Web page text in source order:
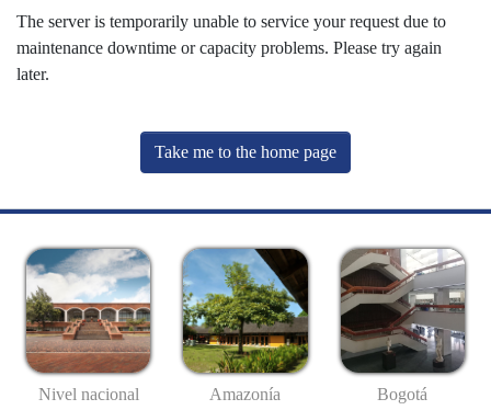
The server is temporarily unable to service your request due to
maintenance downtime or capacity problems. Please try again
later.
Take me to the home page
Nivel nacional Amazonía Bogotá